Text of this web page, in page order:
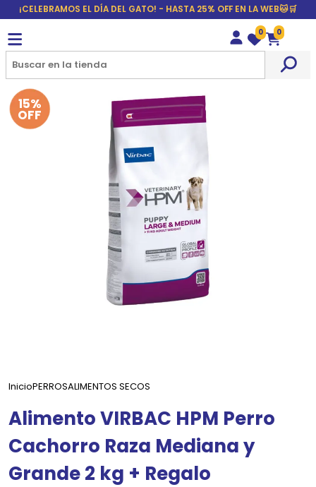
¡CELEBRAMOS EL DÍA DEL GATO! - HASTA 25% OFF EN LA WEB🐱🛒
Wishlist
0
Carrito
0
15%
OFF
InicioPERROSALIMENTOS SECOS
Alimento VIRBAC HPM Perro
Cachorro Raza Mediana y
Grande 2 kg + Regalo